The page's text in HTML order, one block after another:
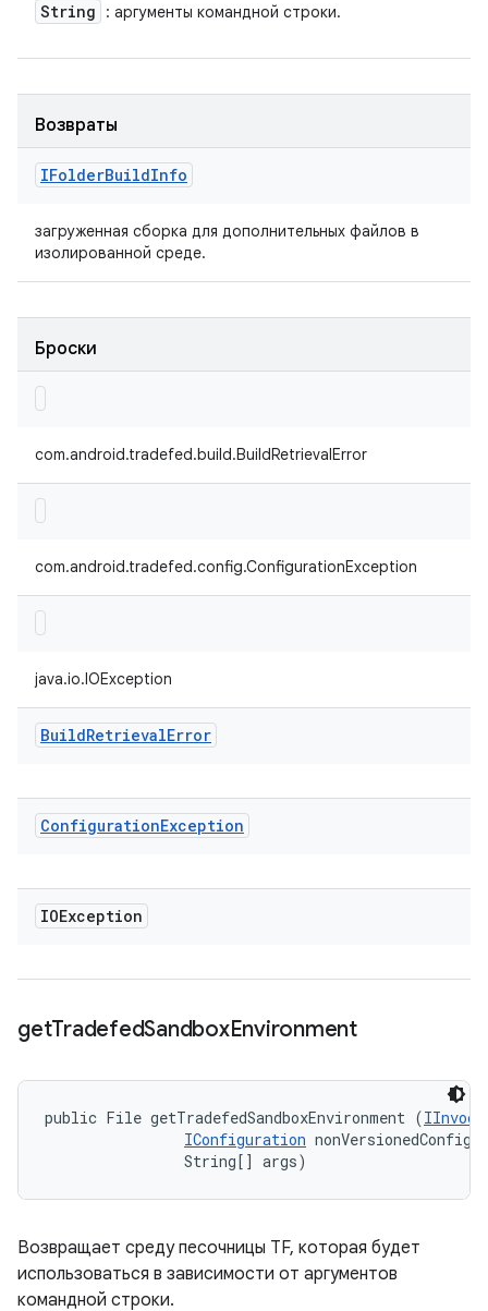
String : аргументы командной строки.
Возвраты
IFolderBuildInfo
загруженная сборка для дополнительных файлов в
изолированной среде.
Броски
com.android.tradefed.build.BuildRetrievalError
com.android.tradefed.config.ConfigurationException
java.io.IOException
BuildRetrievalError
ConfigurationException
IOException
getTradefedSandboxEnvironment
public File getTradefedSandboxEnvironment (
IConfiguration nonVersionedConfig,
                String[] args)
Возвращает среду песочницы TF, которая будет
использоваться в зависимости от аргументов
командной строки.